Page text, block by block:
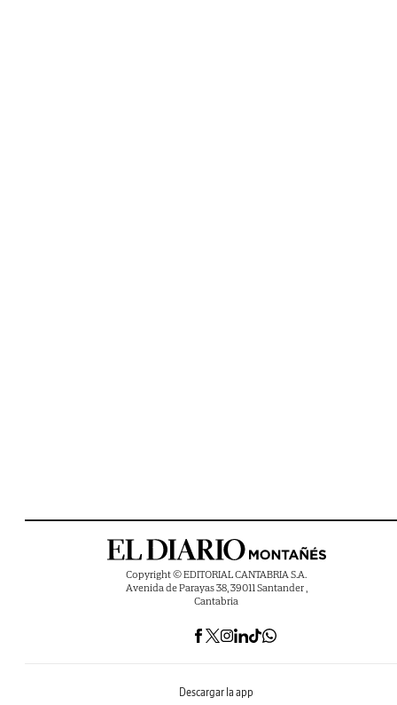
Copyright © EDITORIAL CANTABRIA S.A.
Avenida de Parayas 38, 39011 Santander ,
Cantabria
Descargar la app